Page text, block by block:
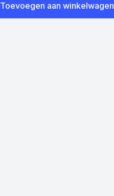
Toevoegen aan winkelwagen